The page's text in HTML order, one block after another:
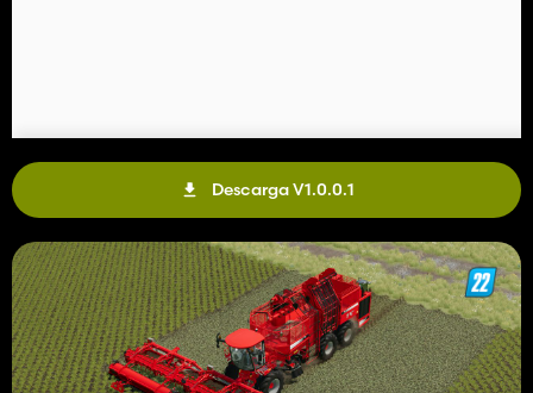
Descarga V1.0.0.1